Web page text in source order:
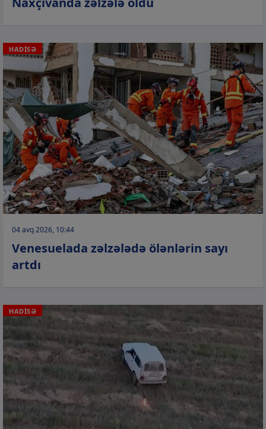
HADİSƏ
04 avq 2026, 10:44
Venesuelada zəlzələdə ölənlərin sayı
artdı
HADİSƏ